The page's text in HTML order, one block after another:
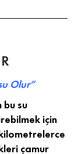
Olur”
bu su
için
kilometrelerce
çamur